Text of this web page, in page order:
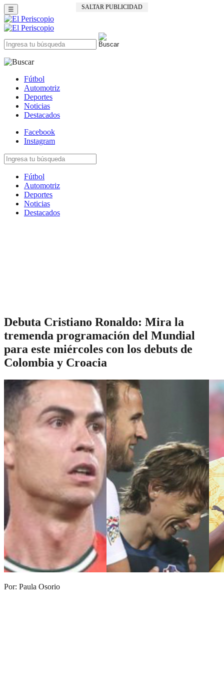
SALTAR PUBLICIDAD
☰
Fútbol
Automotriz
Deportes
Noticias
Destacados
Facebook
Instagram
Fútbol
Automotriz
Deportes
Noticias
Destacados
Debuta Cristiano Ronaldo: Mira la
tremenda programación del Mundial
para este miércoles con los debuts de
Colombia y Croacia
Por: Paula Osorio